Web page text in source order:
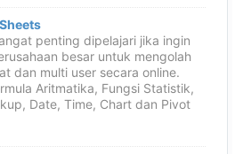
penting dipelajari jika ingin
besar untuk mengolah
dan multi user secara online.
Aritmatika, Fungsi Statistik,
Date, Time, Chart dan Pivot